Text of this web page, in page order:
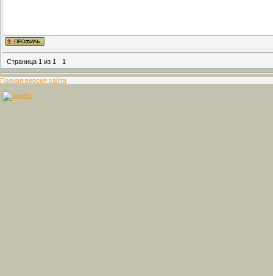
Страница 1 из 1 1
Полная версия сайта